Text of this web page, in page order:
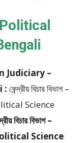
Judiciary –
: কেন্দ্রীয় বিচার বিভাগ –
Science
বিচার বিভাগ –
Political Science